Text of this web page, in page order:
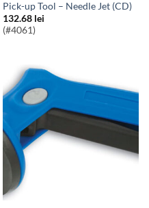
Pick-up Tool – Needle Jet (CD)
132.68 lei
(#4061)